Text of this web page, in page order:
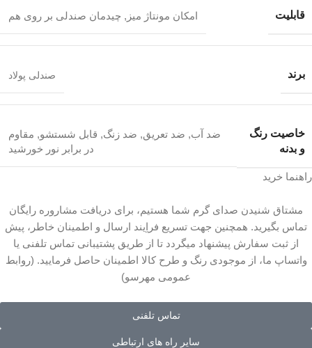
قابلیت امکان مونتاژ میز , چیدمان صندلی بر روی هم
برند صندلی پولاد
خاصیت رنگ
و بدنه
ضد آب, ضد تعریق, ضد زنگ, قابل شستشو, مقاوم
در برابر نور خورشید
راهنما خرید
مشتاق شنیدن صدای گرم شما هستیم، برای دریافت مشاروره رایگان
تماس بگیرید. همچنین جهت تسریع فراِیند ارسال و اطمینان خاطر، پیش
از ثبت سفارش پیشنهاد میگردد تا از طریق پشتیبانی تماس تلفنی یا
واتساپ ما، از موجودی رنگ و طرح کالا اطمینان حاصل فرمایید. (روابط
عمومی مهرسو)
تماس تلفنی
سایر راه های ارتباطی